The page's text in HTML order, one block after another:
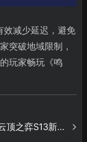
效减少延迟，避免
突破地域限制，
玩家畅玩《鸣
顶之弈S13新赛